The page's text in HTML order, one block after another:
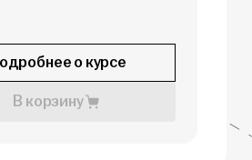
о курсе
В корзину